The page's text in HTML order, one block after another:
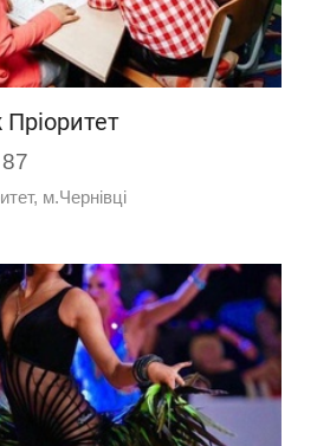
м.Чернівці